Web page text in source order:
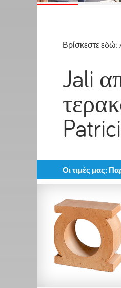
Βρίσκεστε εδώ:
Jali
Οι τιμές μας;